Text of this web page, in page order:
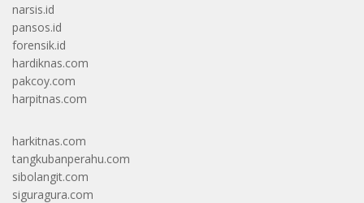
narsis.id
pansos.id
forensik.id
hardiknas.com
pakcoy.com
harpitnas.com
harkitnas.com
tangkubanperahu.com
sibolangit.com
siguragura.com